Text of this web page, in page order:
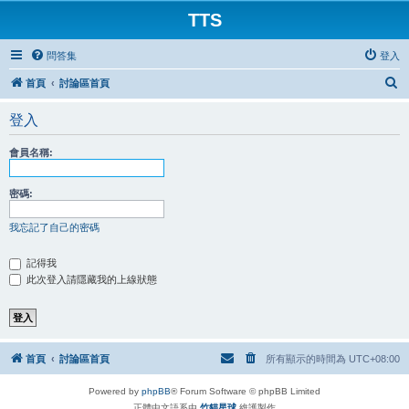
TTS
問答集 登入
首頁 討論區首頁
登入
會員名稱:
密碼:
我忘記了自己的密碼
記得我
此次登入請隱藏我的上線狀態
首頁 討論區首頁 所有顯示的時間為 UTC+08:00
Powered by phpBB® Forum Software © phpBB Limited